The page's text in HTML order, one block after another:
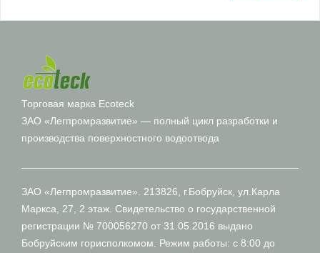
Торговая марка Ecoteck
ЗАО «Легпромразвитие» — полный цикл разработки и
производства поверхностного водоотвода
ЗАО «Легпромразвитие». 213826, г.Бобруйск, ул.Карла
Маркса, 27, 2 этаж. Свидетельство о государственной
регистрации № 700056270 от 31.05.2016 выдано
Бобруйским горисполкомом. Режим работы: с 8:00 до